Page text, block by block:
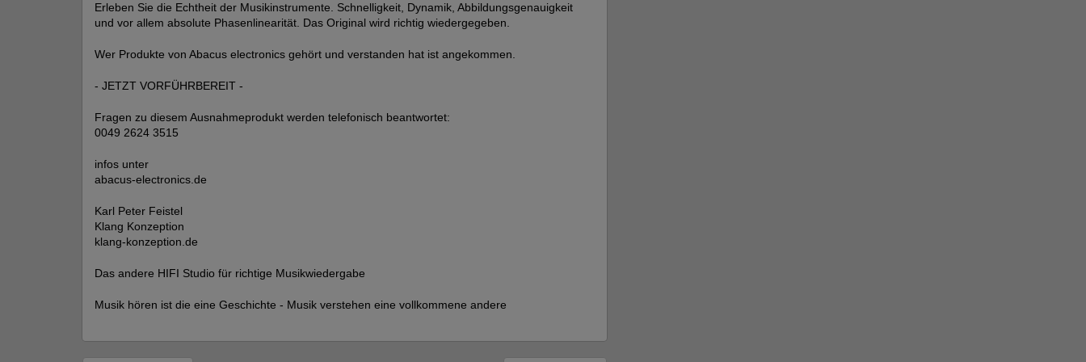
Erleben Sie die Echtheit der Musikinstrumente. Schnelligkeit, Dynamik, Abbildungsgenauigkeit
und vor allem absolute Phasenlinearität. Das Original wird richtig wiedergegeben.
Wer Produkte von Abacus electronics gehört und verstanden hat ist angekommen.
- JETZT VORFÜHRBEREIT -
Fragen zu diesem Ausnahmeprodukt werden telefonisch beantwortet:
0049 2624 3515
infos unter
abacus-electronics.de
Karl Peter Feistel
Klang Konzeption
klang-konzeption.de
Das andere HIFI Studio für richtige Musikwiedergabe
Musik hören ist die eine Geschichte - Musik verstehen eine vollkommene andere